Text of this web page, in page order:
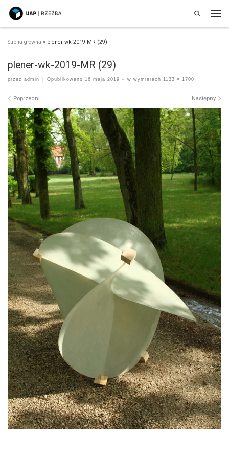
Przejdź do treści
Search
Strona główna » plener-wk-2019-MR (29)
plener-wk-2019-MR (29)
przez admin Opublikowano 16 maja 2019 - w wymiarach 1133 × 1700
Nawigacja po obrazach
Poprzedni Następny